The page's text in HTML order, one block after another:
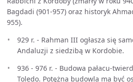
Bagdadi (901-957) oraz historyk
955).
929 r. - Rahman III ogłasza się
Andaluzji z siedzibą w Kordobie.
936 - 976 r. - Budowa pałacu-
Toledo. Potężna budowla ma być